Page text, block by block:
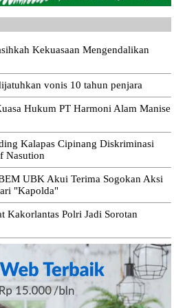
Kekuasaan Mengendalikan
vonis 10 tahun penjara
Hukum PT Harmoni Alam Manise
Kalapas Cipinang Diskriminasi
Nasution
UBK Akui Terima Sogokan Aksi
"Kapolda"
Kakorlantas Polri Jadi Sorotan